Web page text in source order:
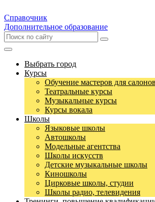
Справочник
Дополнительное образование
Выбрать город
Курсы
Обучение мастеров для
Театральные курсы
Музыкальные курсы
Курсы вокала
Школы
Языковые школы
Автошколы
Модельные агентства
Школы искусств
Детские музыкальные школы
Киношколы
Цирковые школы, студии
Школы радио, телевидения